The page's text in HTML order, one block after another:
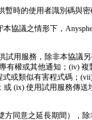
時的使用者識別碼與密
協議之情形下，
試用服務，除非本協議
有權或其他通知；(iv) 複
或類似有害程式碼；
(ix) 使用試用服務傳送
方同意之延長期間），